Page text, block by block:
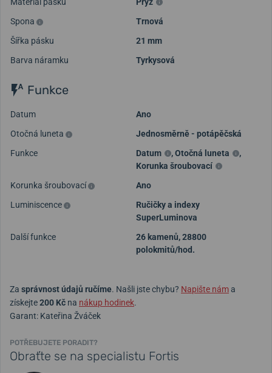
Spona
Trnová
Šířka pásku
21 mm
Barva náramku
Tyrkysová
Funkce
Datum
Ano
Otočná luneta
Jednosměrně - potápěčská
Funkce
Datum ,Otočná luneta
,
Korunka šroubovací
Korunka šroubovací
Ano
Luminiscence
Ručičky a indexy
SuperLuminova
Další funkce
26 kamenů, 28800
polokmitů/hod.
Za správnost údajů ručíme. Našli jste chybu? Napište náma
získejte200 Kč na nákup hodinek.
Garant: Kateřina Žváček
POTŘEBUJETE PORADIT?
Obraťte se na specialistu Fortis